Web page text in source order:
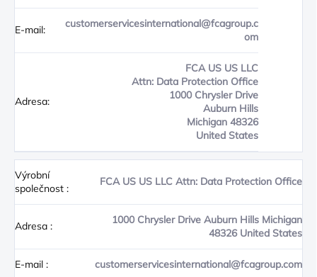
E-mail:
customerservicesinternational@fcagroup.c
om
Adresa:
FCA US US LLC
Attn: Data Protection Office
1000 Chrysler Drive
Auburn Hills
Michigan 48326
United States
Výrobní
společnost :
FCA US US LLC Attn: Data Protection Office
Adresa :
1000 Chrysler Drive Auburn Hills Michigan
48326 United States
E-mail : customerservicesinternational@fcagroup.com